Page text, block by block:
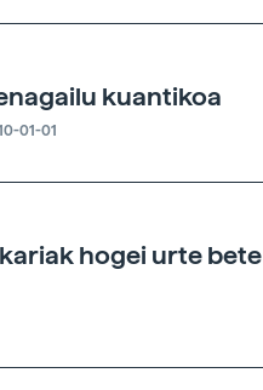
kuantikoa
01-01
hogei urte bete